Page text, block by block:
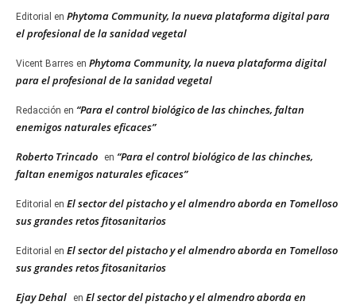
Editorial en Phytoma Community, la nueva plataforma digital para
el profesional de la sanidad vegetal
Vicent Barres en Phytoma Community, la nueva plataforma digital
para el profesional de la sanidad vegetal
Redacción en “Para el control biológico de las chinches, faltan
enemigos naturales eficaces”
Roberto Trincado en “Para el control biológico de las chinches,
faltan enemigos naturales eficaces”
Editorial en El sector del pistacho y el almendro aborda en Tomelloso
sus grandes retos fitosanitarios
Editorial en El sector del pistacho y el almendro aborda en Tomelloso
sus grandes retos fitosanitarios
Ejay Dehal en El sector del pistacho y el almendro aborda en